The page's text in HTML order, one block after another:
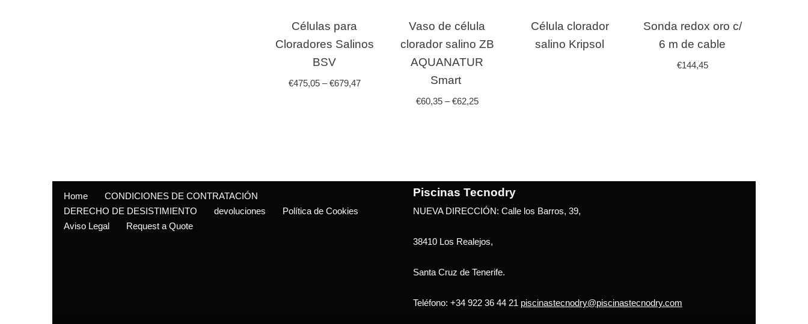
Células para
Cloradores Salinos
BSV
€475,05–€679,47
Vaso de célula
clorador salino ZB
AQUANATUR
Smart
€60,35–€62,25
Célula clorador
salino Kripsol
Sonda redox oro c/
6 m de cable
€144,45
Home
CONDICIONES DE CONTRATACIÓN
DERECHO DE DESISTIMIENTO
devoluciones
Política de Cookies
Aviso Legal
Request a Quote
Piscinas Tecnodry
NUEVA DIRECCIÓN: Calle los Barros, 39,
38410 Los Realejos,
Santa Cruz de Tenerife.
Teléfono: +34 922 36 44 21 piscinastecnodry@piscinastecnodry.com